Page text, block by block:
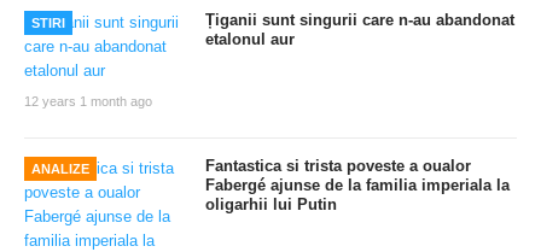
STIRI
12 years 1 month ago
Țiganii sunt singurii care n-au abandonat
etalonul aur
ANALIZE
Fantastica si trista poveste a oualor
Fabergé ajunse de la familia imperiala la
oligarhii lui Putin